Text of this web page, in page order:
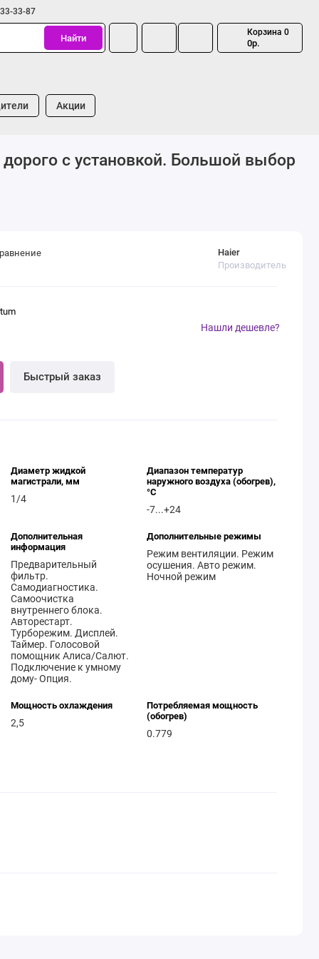
33-87
Найти
Корзина 0
0р.
Акции
с установкой. Большой выбор
Haier
Производитель
Быстрый заказ
Нашли дешевле?
Диаметр жидкой
магистрали, мм
1/4
Диапазон температур
наружного воздуха (обогрев),
°C
-7...+24
Дополнительная
информация
Предварительный
фильтр.
Самодиагностика.
Самоочистка
внутреннего блока.
Авторестарт.
Турборежим. Дисплей.
Таймер. Голосовой
помощник Алиса/Салют.
Подключение к умному
дому- Опция.
Дополнительные режимы
Режим вентиляции. Режим
осушения. Авто режим.
Ночной режим
Мощность охлаждения
2,5
Потребляемая мощность
(обогрев)
0.779